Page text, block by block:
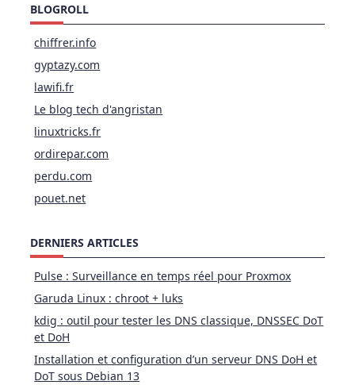
BLOGROLL
chiffrer.info
gyptazy.com
lawifi.fr
Le blog tech d'angristan
linuxtricks.fr
ordirepar.com
perdu.com
pouet.net
DERNIERS ARTICLES
Pulse : Surveillance en temps réel pour Proxmox
Garuda Linux : chroot + luks
kdig : outil pour tester les DNS classique, DNSSEC DoT
et DoH
Installation et configuration d’un serveur DNS DoH et
DoT sous Debian 13